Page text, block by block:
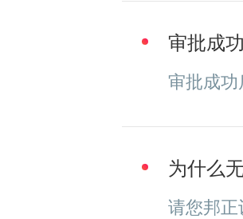
审批成
审批成
为什么
请您邦